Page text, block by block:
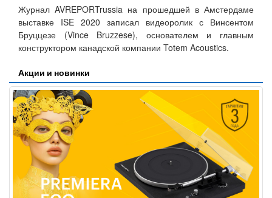
Журнал AVREPORTrussia на прошедшей в Амстердаме
выставке ISE 2020 записал видеоролик с Винсентом
Бруццезе (Vince Bruzzese), основателем и главным
конструктором канадской компании Totem Acoustics.
Акции и новинки